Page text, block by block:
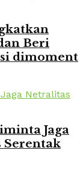
Beri
dimoment
Jaga
Serentak